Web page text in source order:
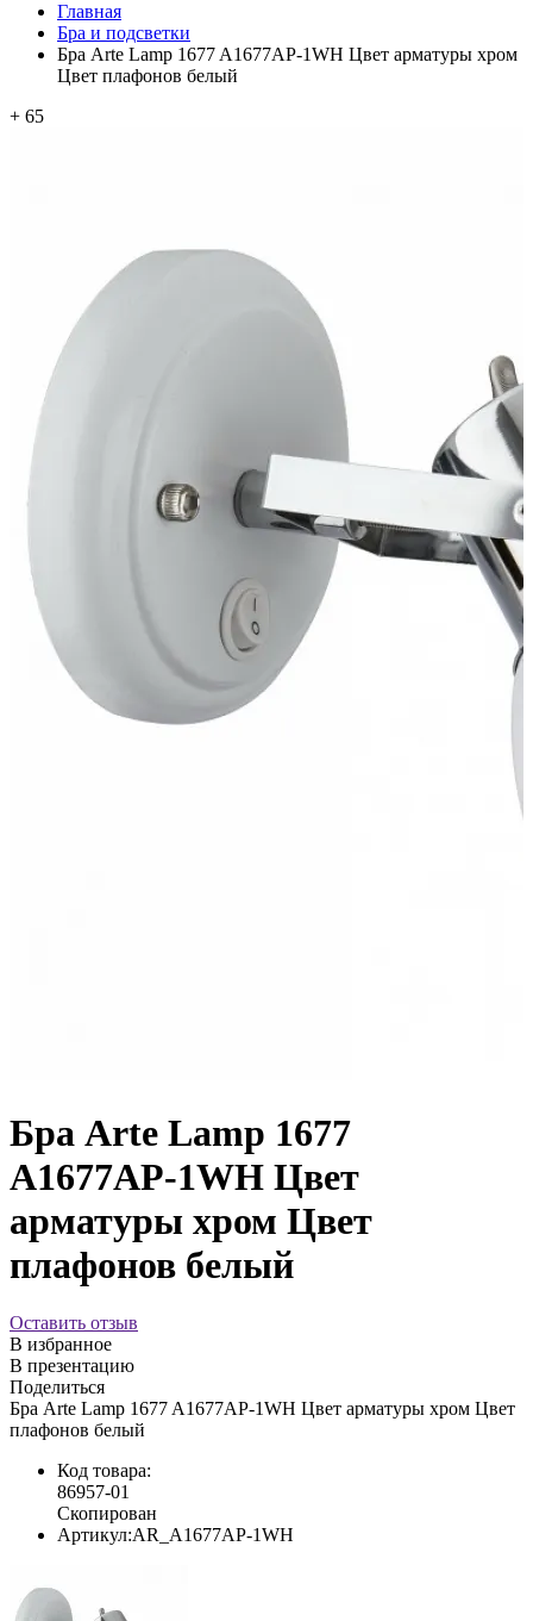
Главная
Бра и подсветки
Бра Arte Lamp 1677 A1677AP-1WH Цвет арматуры хром
Цвет плафонов белый
+ 65
Бра Arte Lamp 1677
A1677AP-1WH Цвет
арматуры хром Цвет
плафонов белый
Оставить отзыв
В избранное
В презентацию
Поделиться
Бра Arte Lamp 1677 A1677AP-1WH Цвет арматуры хром Цвет
плафонов белый
Код товара:
86957-01
Скопирован
Артикул:AR_A1677AP-1WH